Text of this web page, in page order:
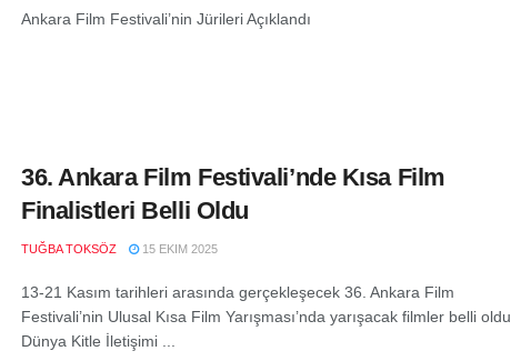
Ankara Film Festivali’nin Jürileri Açıklandı
36. Ankara Film Festivali’nde Kısa Film
Finalistleri Belli Oldu
TUĞBA TOKSÖZ 15 EKIM 2025
13-21 Kasım tarihleri arasında gerçekleşecek 36. Ankara Film
Festivali’nin Ulusal Kısa Film Yarışması’nda yarışacak filmler belli oldu.
Dünya Kitle İletişimi ...